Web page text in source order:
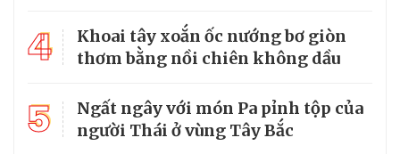
4
Khoai tây xoắn ốc nướng bơ giòn
thơm bằng nồi chiên không dầu
5
Ngất ngây với món Pa pỉnh tộp của
người Thái ở vùng Tây Bắc